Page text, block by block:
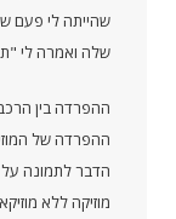
שהייתה לי פעם
שלה ואמרה לי
ההפרדה בין
ההפרדה של
הדבר לתמונה על
מוזיקה ללא